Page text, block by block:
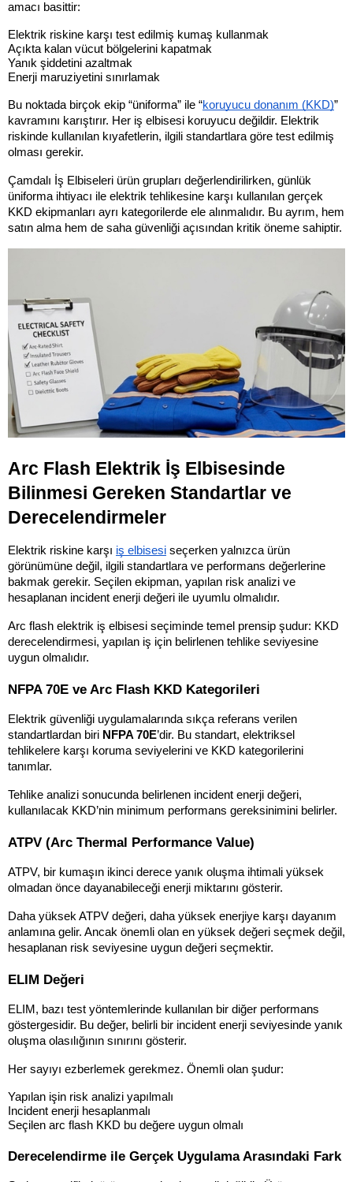
amacı basittir:
Elektrik riskine karşı test edilmiş kumaş kullanmak
Açıkta kalan vücut bölgelerini kapatmak
Yanık şiddetini azaltmak
Enerji maruziyetini sınırlamak
Bu noktada birçok ekip “üniforma” ile “koruyucu donanım (KKD)”
kavramını karıştırır. Her iş elbisesi koruyucu değildir. Elektrik
riskinde kullanılan kıyafetlerin, ilgili standartlara göre test edilmiş
olması gerekir.
Çamdalı İş Elbiseleri ürün grupları değerlendirilirken, günlük
üniforma ihtiyacı ile elektrik tehlikesine karşı kullanılan gerçek
KKD ekipmanları ayrı kategorilerde ele alınmalıdır. Bu ayrım, hem
satın alma hem de saha güvenliği açısından kritik öneme sahiptir.
Arc Flash Elektrik İş Elbisesinde
Bilinmesi Gereken Standartlar ve
Derecelendirmeler
Elektrik riskine karşı iş elbisesi seçerken yalnızca ürün
görünümüne değil, ilgili standartlara ve performans değerlerine
bakmak gerekir. Seçilen ekipman, yapılan risk analizi ve
hesaplanan incident enerji değeri ile uyumlu olmalıdır.
Arc flash elektrik iş elbisesi seçiminde temel prensip şudur: KKD
derecelendirmesi, yapılan iş için belirlenen tehlike seviyesine
uygun olmalıdır.
NFPA 70E ve Arc Flash KKD Kategorileri
Elektrik güvenliği uygulamalarında sıkça referans verilen
standartlardan biri NFPA 70E’dir. Bu standart, elektriksel
tehlikelere karşı koruma seviyelerini ve KKD kategorilerini
tanımlar.
Tehlike analizi sonucunda belirlenen incident enerji değeri,
kullanılacak KKD’nin minimum performans gereksinimini belirler.
ATPV (Arc Thermal Performance Value)
ATPV, bir kumaşın ikinci derece yanık oluşma ihtimali yüksek
olmadan önce dayanabileceği enerji miktarını gösterir.
Daha yüksek ATPV değeri, daha yüksek enerjiye karşı dayanım
anlamına gelir. Ancak önemli olan en yüksek değeri seçmek değil,
hesaplanan risk seviyesine uygun değeri seçmektir.
ELIM Değeri
ELIM, bazı test yöntemlerinde kullanılan bir diğer performans
göstergesidir. Bu değer, belirli bir incident enerji seviyesinde yanık
oluşma olasılığının sınırını gösterir.
Her sayıyı ezberlemek gerekmez. Önemli olan şudur:
Yapılan işin risk analizi yapılmalı
Incident enerji hesaplanmalı
Seçilen arc flash KKD bu değere uygun olmalı
Derecelendirme ile Gerçek Uygulama Arasındaki Fark